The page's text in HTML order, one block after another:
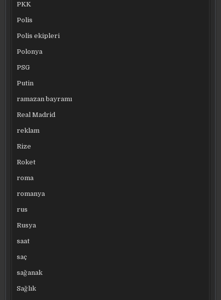
PKK
Polis
Polis ekipleri
Polonya
PSG
Putin
ramazan bayramı
Real Madrid
reklam
Rize
Roket
roma
romanya
rus
Rusya
saat
saç
sağanak
Sağlık